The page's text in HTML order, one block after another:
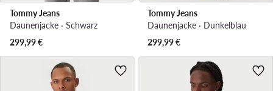
Tommy Jeans
Daunenjacke · Schwarz
299,99€
Tommy Jeans
Daunenjacke · Dunkelblau
299,99€